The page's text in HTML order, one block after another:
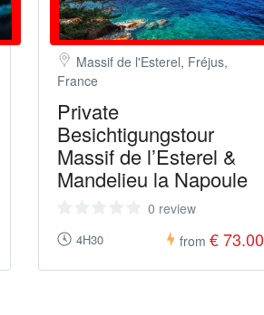
Massif de l'Esterel, Fréjus,
France
Private
Besichtigungstour
Massif de l’Esterel &
Mandelieu la Napoule
0 review
4H30 from € 73.00